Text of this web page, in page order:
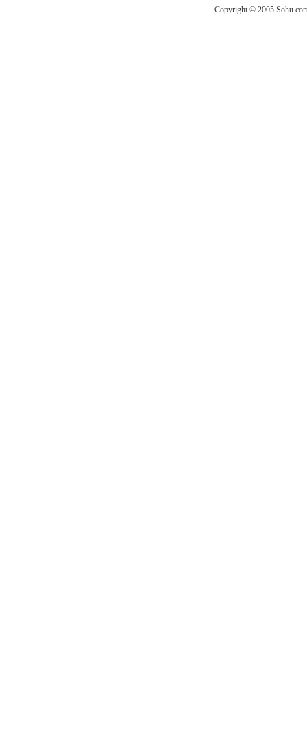
Copyright © 2005